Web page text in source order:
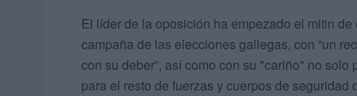
El líder de la oposición ha empezado el mitin
campaña de las elecciones gallegas, con “un
con su deber”, así como con su "cariño" no
para el resto de fuerzas y cuerpos de seguridad